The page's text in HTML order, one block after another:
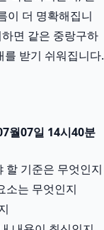
이 더 명확해집니
면 같은 중랑구하
받기 쉬워집니다.
월07일 14시40분
할 기준은 무엇인지
소는 무엇인지